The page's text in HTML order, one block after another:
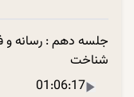
جلسه دهم : رسانه و
شناخت
01:06:17